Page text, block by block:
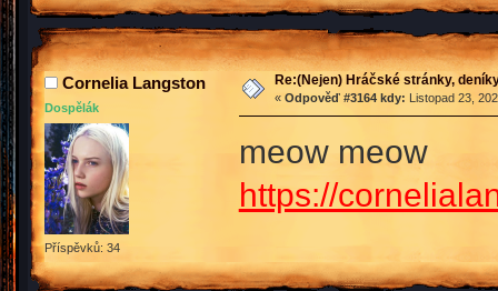
Cornelia Langston
Dospělák
Příspěvků: 34
Re:(Nejen) Hráčské stránky,
« Odpověď #3164 kdy: Listopad 23,
meow meow
https://